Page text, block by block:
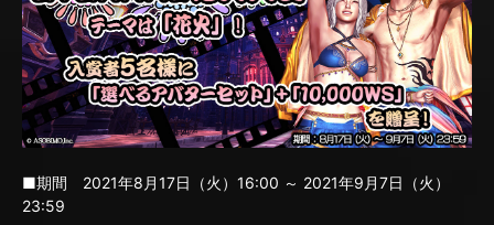
■期間 2021年8月17日（火）16:00 ～ 2021年9月7日（火）
23:59